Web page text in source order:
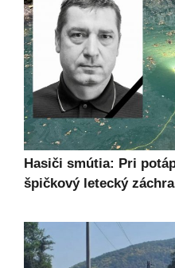
Hasiči smútia: Pri
špičkový letecký